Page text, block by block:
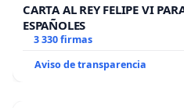
CARTA AL REY FELIPE VI
ESPAÑOLES
3 330 firmas
Aviso de transparencia